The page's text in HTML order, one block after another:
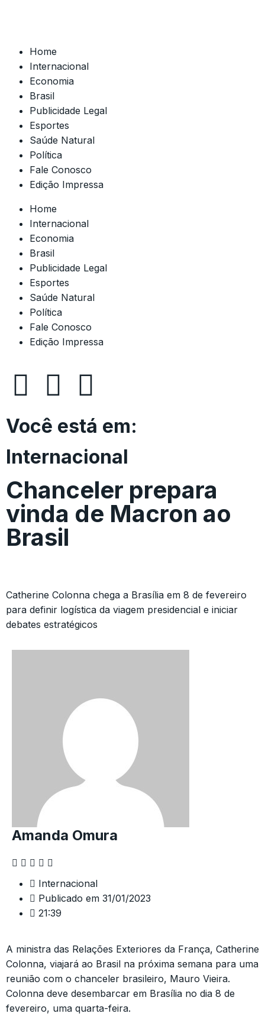
Home
Internacional
Economia
Brasil
Publicidade Legal
Esportes
Saúde Natural
Política
Fale Conosco
Edição Impressa
Home
Internacional
Economia
Brasil
Publicidade Legal
Esportes
Saúde Natural
Política
Fale Conosco
Edição Impressa
Você está em:
Internacional
Chanceler prepara
vinda de Macron ao
Brasil
Catherine Colonna chega a Brasília em 8 de fevereiro
para definir logística da viagem presidencial e iniciar
debates estratégicos
Amanda Omura
Internacional
Publicado em 31/01/2023
21:39
A ministra das Relações Exteriores da França, Catherine
Colonna, viajará ao Brasil na próxima semana para uma
reunião com o chanceler brasileiro, Mauro Vieira.
Colonna deve desembarcar em Brasília no dia 8 de
fevereiro, uma quarta-feira.